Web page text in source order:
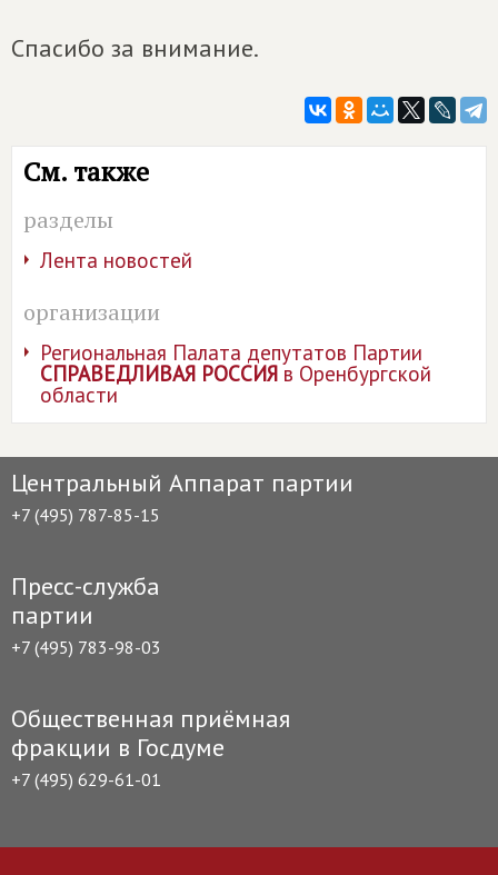
Спасибо за внимание.
См. также
разделы
Лента новостей
организации
Региональная Палата депутатов Партии
СПРАВЕДЛИВАЯ РОССИЯв Оренбургской
области
Центральный Аппарат партии
+7 (495) 787-85-15
Пресс-служба
партии
+7 (495) 783-98-03
Общественная приёмная
фракции в Госдуме
+7 (495) 629-61-01